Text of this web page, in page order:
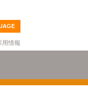
用情報